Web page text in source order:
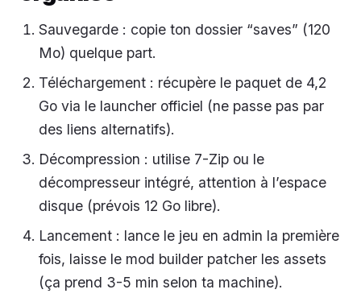
Sauvegarde : copie ton dossier “saves” (120
Mo) quelque part.
Téléchargement : récupère le paquet de 4,2
Go via le launcher officiel (ne passe pas par
des liens alternatifs).
Décompression : utilise 7-Zip ou le
décompresseur intégré, attention à l’espace
disque (prévois 12 Go libre).
Lancement : lance le jeu en admin la première
fois, laisse le mod builder patcher les assets
(ça prend 3-5 min selon ta machine).